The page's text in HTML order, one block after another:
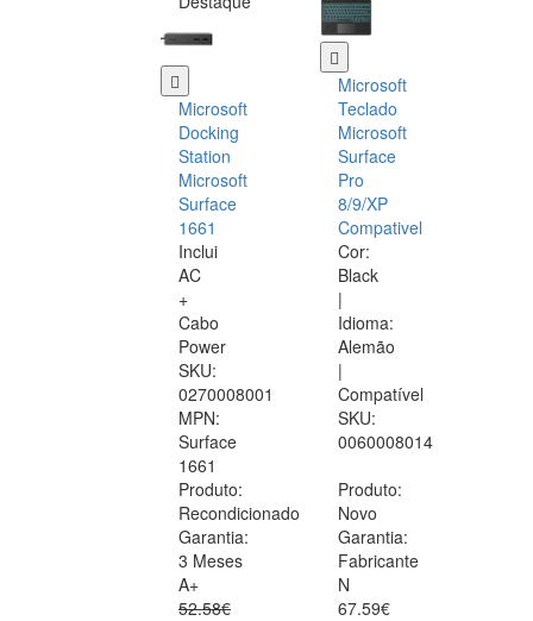
Microsoft
Docking
Station
Microsoft
Surface
1661
Inclui
AC
+
Cabo
Power
SKU:
0270008001
MPN:
Surface
1661
Produto:
Recondicionado
Garantia:
3 Meses
A+
52.58€
Microsoft
Teclado
Microsoft
Surface
Pro
8/9/XP
Compativel
Cor:
Black
|
Idioma:
Alemão
|
Compatível
SKU:
0060008014
Produto:
Novo
Garantia:
Fabricante
N
67.59€